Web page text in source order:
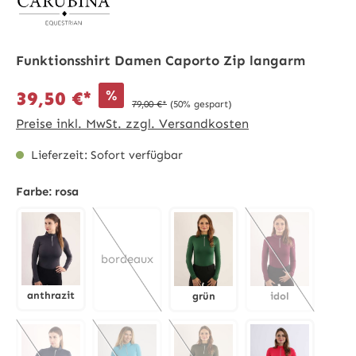
Funktionsshirt Damen Caporto Zip langarm
39,50 €* % 79,00 €* (50% gespart)
Preise inkl. MwSt. zzgl. Versandkosten
Lieferzeit: Sofort verfügbar
Farbe: rosa
anthrazit
anthrazit
bordeaux
(Diese Option ist zurzeit nicht verfügbar.)
grün
grün
idol
idol